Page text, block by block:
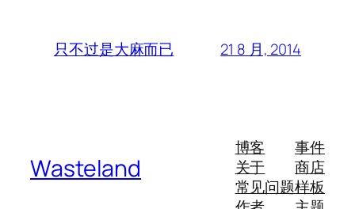
只不过是大麻而已 21 8 月, 2014
Wasteland
博客
关于
常见问题
事件
商店
样板